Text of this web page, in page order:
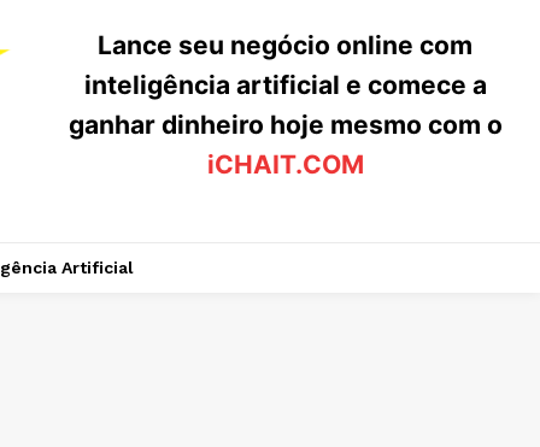
Lance seu negócio online com
inteligência artificial e comece a
ganhar dinheiro hoje mesmo com o
iCHAIT.COM
Artificial